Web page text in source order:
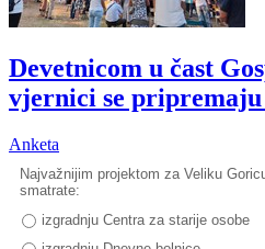
Devetnicom u čast
vjernici se pripremaju
Anketa
Najvažnijim projektom za Veliku
smatrate:
izgradnju Centra za starije osobe